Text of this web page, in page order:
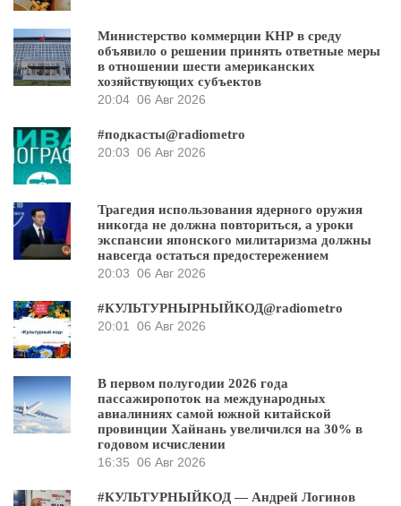
Министерство коммерции КНР в среду
объявило о решении принять ответные меры
в отношении шести американских
хозяйствующих субъектов
20:04 06 Авг 2026
#подкасты@radiometro
20:03 06 Авг 2026
Трагедия использования ядерного оружия
никогда не должна повториться, а уроки
экспансии японского милитаризма должны
навсегда остаться предостережением
20:03 06 Авг 2026
#КУЛЬТУРНЫРНЫЙКОД@radiometro
20:01 06 Авг 2026
В первом полугодии 2026 года
пассажиропоток на международных
авиалиниях самой южной китайской
провинции Хайнань увеличился на 30% в
годовом исчислении
16:35 06 Авг 2026
#КУЛЬТУРНЫЙКОД — Андрей Логинов